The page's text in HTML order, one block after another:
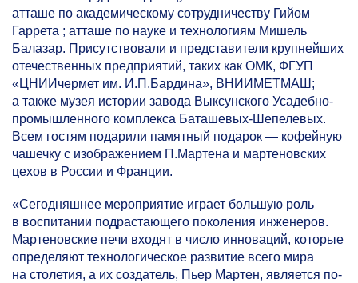
атташе по академическому сотрудничеству Гийом
Гаррета ; атташе по науке и технологиям Мишель
Балазар. Присутствовали и представители крупнейших
отечественных предприятий, таких как ОМК, ФГУП
«ЦНИИчермет им. И.П.Бардина», ВНИИМЕТМАШ;
а также музея истории завода Выксунского Усадебно-
промышленного комплекса Баташевых-Шепелевых.
Всем гостям подарили памятный подарок — кофейную
чашечку с изображением П.Мартена и мартеновских
цехов в России и Франции.
«Сегодняшнее мероприятие играет большую роль
в воспитании подрастающего поколения инженеров.
Мартеновские печи входят в число инноваций, которые
определяют технологическое развитие всего мира
на столетия, а их создатель, Пьер Мартен, является по-